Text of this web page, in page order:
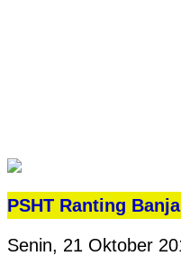
PSHT Ranting
Senin, 21 Oktober